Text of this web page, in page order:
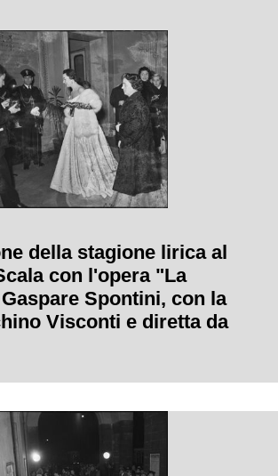
da Antonino Votto, con
Visconti
della stagione lirica al
con l'opera "La
Spontini, con la
Visconti e diretta da